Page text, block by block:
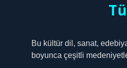
Bu kültür dil, sanat,
boyunca çeşitli